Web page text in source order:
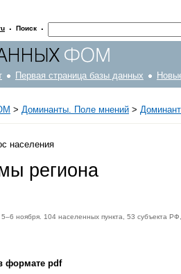
· Поиск ·
Первая страница базы данных
> Доминанты. Поле мнений >
населения
региона
ноября. 104 населенных пункта, 53 субъекта
формате pdf